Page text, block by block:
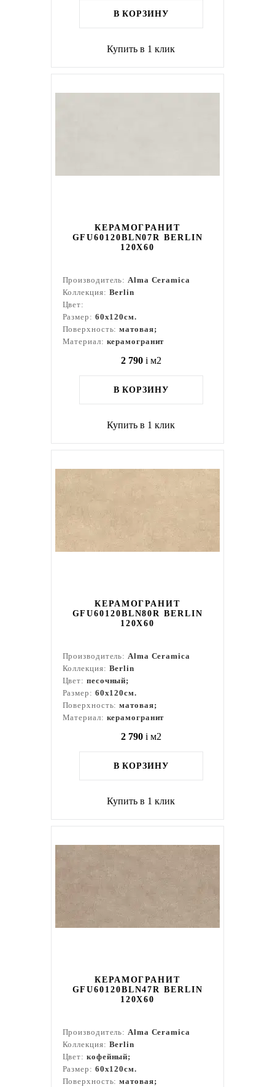
В КОРЗИНУ
Купить в 1 клик
КЕРАМОГРАНИТ
GFU60120BLN07R BERLIN
120X60
Производитель:Alma Ceramica
Коллекция: Berlin
Цвет:
Размер: 60x120см.
Поверхность:матовая;
Материал: керамогранит
2 790 i м2
В КОРЗИНУ
Купить в 1 клик
КЕРАМОГРАНИТ
GFU60120BLN80R BERLIN
120X60
Производитель:Alma Ceramica
Коллекция: Berlin
Цвет: песочный;
Размер: 60x120см.
Поверхность:матовая;
Материал: керамогранит
2 790 i м2
В КОРЗИНУ
Купить в 1 клик
КЕРАМОГРАНИТ
GFU60120BLN47R BERLIN
120X60
Производитель:Alma Ceramica
Коллекция: Berlin
Цвет: кофейный;
Размер: 60x120см.
Поверхность:матовая;